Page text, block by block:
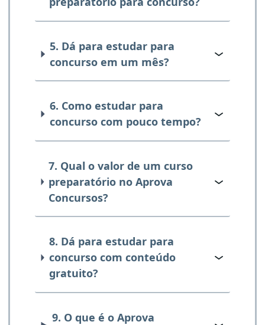
5. Dá para estudar para
concurso em um mês?
6. Como estudar para
concurso com pouco tempo?
7. Qual o valor de um curso
preparatório no Aprova
Concursos?
8. Dá para estudar para
concurso com conteúdo
gratuito?
9. O que é o Aprova